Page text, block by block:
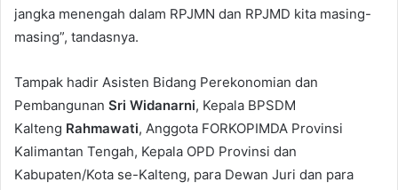
jangka menengah dalam RPJMN dan RPJMD kita masing-
masing”, tandasnya.
Tampak hadir Asisten Bidang Perekonomian dan
Pembangunan Sri Widanarni, Kepala BPSDM
Kalteng Rahmawati, Anggota FORKOPIMDA Provinsi
Kalimantan Tengah, Kepala OPD Provinsi dan
Kabupaten/Kota se-Kalteng, para Dewan Juri dan para